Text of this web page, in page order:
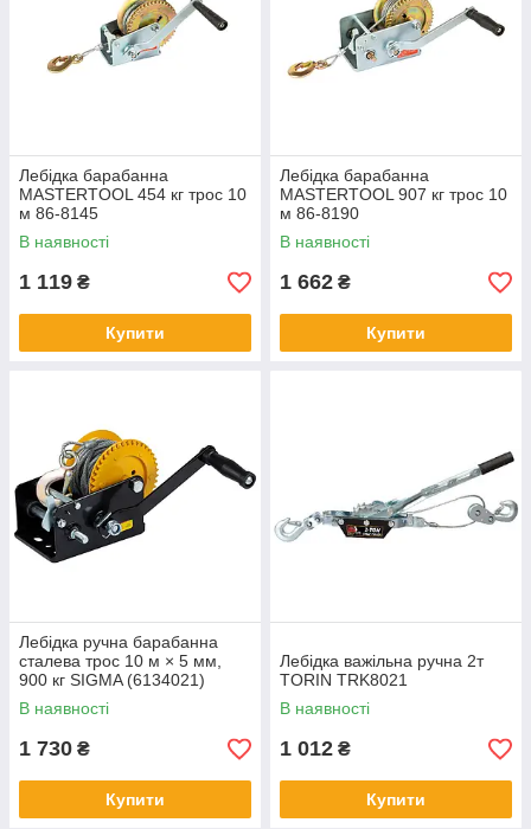
Лебідка барабанна
MASTERTOOL 454 кг трос 10
м 86-8145
В наявності
1 119 ₴
Купити
Лебідка барабанна
MASTERTOOL 907 кг трос 10
м 86-8190
В наявності
1 662 ₴
Купити
Лебідка ручна барабанна
сталева трос 10 м × 5 мм,
900 кг SIGMA (6134021)
В наявності
1 730 ₴
Купити
Лебідка важільна ручна 2т
TORIN TRK8021
В наявності
1 012 ₴
Купити